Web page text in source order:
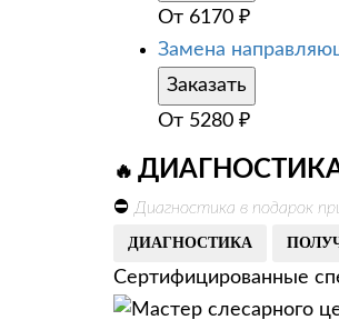
От 6170 ₽
Замена
Заказать
От 5280 ₽
🔥 ДИАГНОСТИКА
⛔ Диагностика в подарок
ДИАГНОСТИКА
Сертифицированные